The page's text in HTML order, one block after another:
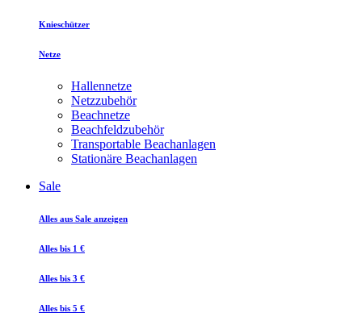
Knieschützer
Netze
Hallennetze
Netzzubehör
Beachnetze
Beachfeldzubehör
Transportable Beachanlagen
Stationäre Beachanlagen
Sale
Alles aus Sale anzeigen
Alles bis 1 €
Alles bis 3 €
Alles bis 5 €